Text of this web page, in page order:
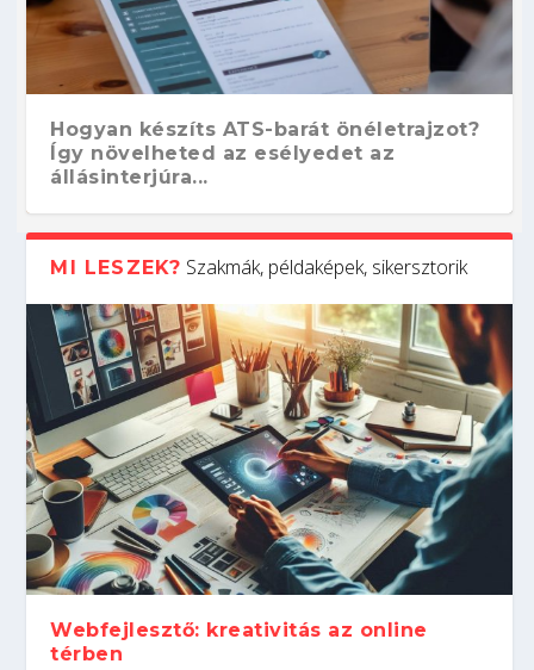
Hogyan készíts ATS-barát önéletrajzot?
Így növelheted az esélyedet az
állásinterjúra...
Kitalálod, mire használják ezeket a
gépeket?
Nem sikerült az egyetemi felvételi?
Tanulj szakmát!
Szoftverfejlesztő: verseny kódban –
amikor néhány sor program dönti el a
világversenyt...
Digitális detox – hogyan kapcsolódj ki
telefon nélkül?
MI LESZEK? Szakmák, példaképek, sikersztorik
Webfejlesztő: kreativitás az online
térben